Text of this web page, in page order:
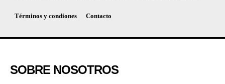
Términos y condiones Contacto
SOBRE NOSOTROS